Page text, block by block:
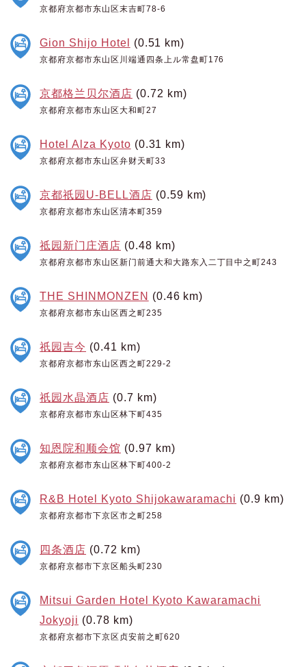
京都府京都市东山区末吉町78-6
Gion Shijo Hotel (0.51 km)
京都府京都市东山区川端通四条上ル常盘町176
京都格兰贝尔酒店 (0.72 km)
京都府京都市东山区大和町27
Hotel Alza Kyoto (0.31 km)
京都府京都市东山区弁财天町33
京都祇园U-BELL酒店 (0.59 km)
京都府京都市东山区清本町359
祗园新门庄酒店 (0.48 km)
京都府京都市东山区新门前通大和大路东入二丁目中之町243
THE SHINMONZEN (0.46 km)
京都府京都市东山区西之町235
祇园吉今 (0.41 km)
京都府京都市东山区西之町229-2
祇园水晶酒店 (0.7 km)
京都府京都市东山区林下町435
知恩院和顺会馆 (0.97 km)
京都府京都市东山区林下町400-2
R&B Hotel Kyoto Shijokawaramachi (0.9 km)
京都府京都市下京区市之町258
四条酒店 (0.72 km)
京都府京都市下京区船头町230
Mitsui Garden Hotel Kyoto Kawaramachi
Jokyoji (0.78 km)
京都府京都市下京区贞安前之町620